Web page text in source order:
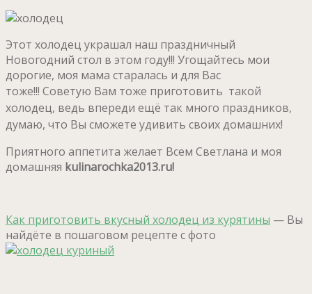
Этот холодец украшал наш праздничный
Новогодний стол в этом году!!! Угощайтесь мои
дорогие, моя мама старалась и для Вас
тоже!!! Советую Вам тоже приготовить такой
холодец, ведь впереди ещё так много праздников,
думаю, что Вы сможете удивить своих домашних!
Приятного аппетита желает Всем Светлана и моя
домашняя kulinarochka2013.ru!
Как приготовить вкусный холодец из курятины — Вы
найдёте в пошаговом рецепте с фото